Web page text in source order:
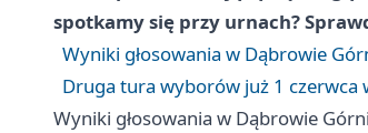
spotkamy się przy urnach?
Wyniki głosowania w Dąbrowie
Druga tura wyborów już 1
Wyniki głosowania w Dąbrowie